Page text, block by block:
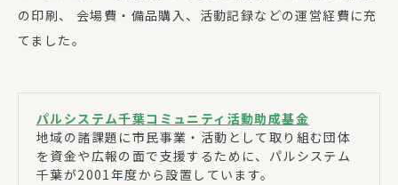
の印刷、 会場費・備品購入、活動記録などの運営経費に充
てました。
パルシステム千葉コミュニティ活動助成基金
地域の諸課題に市民事業・活動として取り組む団体
を資金や広報の面で支援するために、パルシステム
千葉が2001年度から設置しています。